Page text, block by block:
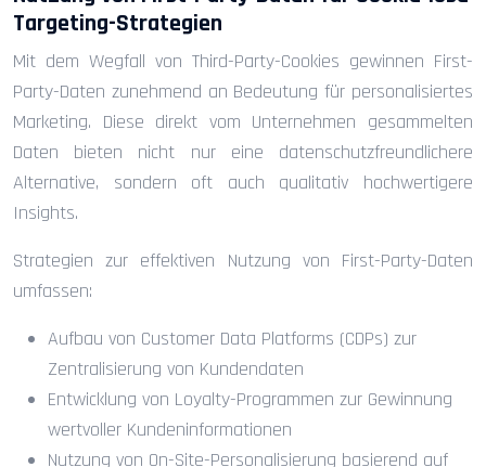
Targeting-Strategien
Mit dem Wegfall von Third-Party-Cookies gewinnen First-
Party-Daten zunehmend an Bedeutung für personalisiertes
Marketing. Diese direkt vom Unternehmen gesammelten
Daten bieten nicht nur eine datenschutzfreundlichere
Alternative, sondern oft auch qualitativ hochwertigere
Insights.
Strategien zur effektiven Nutzung von First-Party-Daten
umfassen:
Aufbau von Customer Data Platforms (CDPs) zur
Zentralisierung von Kundendaten
Entwicklung von Loyalty-Programmen zur Gewinnung
wertvoller Kundeninformationen
Nutzung von On-Site-Personalisierung basierend auf